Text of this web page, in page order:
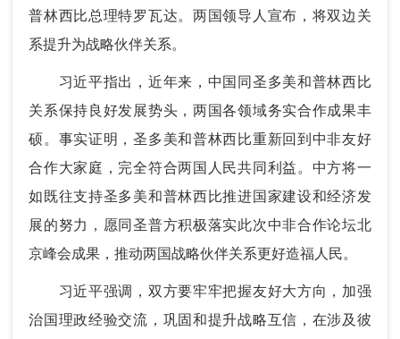
普林西比总理特罗瓦达。两国领导人宣布，将双边关
系提升为战略伙伴关系。
习近平指出，近年来，中国同圣多美和普林西比
关系保持良好发展势头，两国各领域务实合作成果丰
硕。事实证明，圣多美和普林西比重新回到中非友好
合作大家庭，完全符合两国人民共同利益。中方将一
如既往支持圣多美和普林西比推进国家建设和经济发
展的努力，愿同圣普方积极落实此次中非合作论坛北
京峰会成果，推动两国战略伙伴关系更好造福人民。
习近平强调，双方要牢牢把握友好大方向，加强
治国理政经验交流，巩固和提升战略互信，在涉及彼